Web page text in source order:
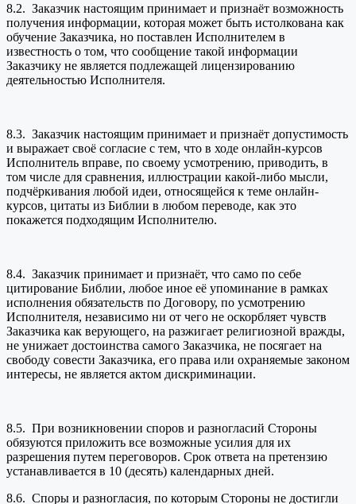
8.2. Заказчик настоящим принимает и признаёт возможность
получения информации, которая может быть истолкована как
обучение Заказчика, но поставлен Исполнителем в
известность о том, что сообщение такой информации
Заказчику не является подлежащей лицензированию
деятельностью Исполнителя.
8.3. Заказчик настоящим принимает и признаёт допустимость
и выражает своё согласие с тем, что в ходе онлайн-курсов
Исполнитель вправе, по своему усмотрению, приводить, в
том числе для сравнения, иллюстрации какой-либо мысли,
подчёркивания любой идеи, относящейся к теме онлайн-
курсов, цитаты из Библии в любом переводе, как это
покажется подходящим Исполнителю.
8.4. Заказчик принимает и признаёт, что само по себе
цитирование Библии, любое иное её упоминание в рамках
исполнения обязательств по Договору, по усмотрению
Исполнителя, независимо ни от чего не оскорбляет чувств
Заказчика как верующего, на разжигает религиозной вражды,
не унижает достоинства самого Заказчика, не посягает на
свободу совести Заказчика, его права или охраняемые законом
интересы, не является актом дискриминации.
8.5. При возникновении споров и разногласий Стороны
обязуются приложить все возможные усилия для их
разрешения путем переговоров. Срок ответа на претензию
устанавливается в 10 (десять) календарных дней.
8.6. Споры и разногласия, по которым Стороны не достигли